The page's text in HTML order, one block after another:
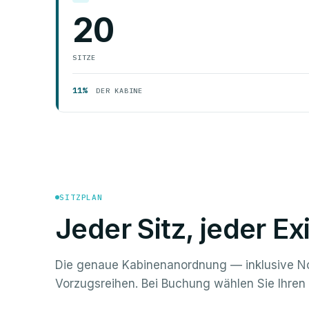
20
SITZE
11% DER KABINE
SITZPLAN
Jeder Sitz, jeder
Die genaue Kabinenanordnung — inklusive
Vorzugsreihen. Bei Buchung wählen Sie